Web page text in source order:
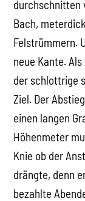
durchschnitten
Bach,
Felstrümmern.
neue Kante.
der schlottrige
Ziel. Der
einen langen
Höhenmeter
Knie ob der
drängte, denn
bezahlte